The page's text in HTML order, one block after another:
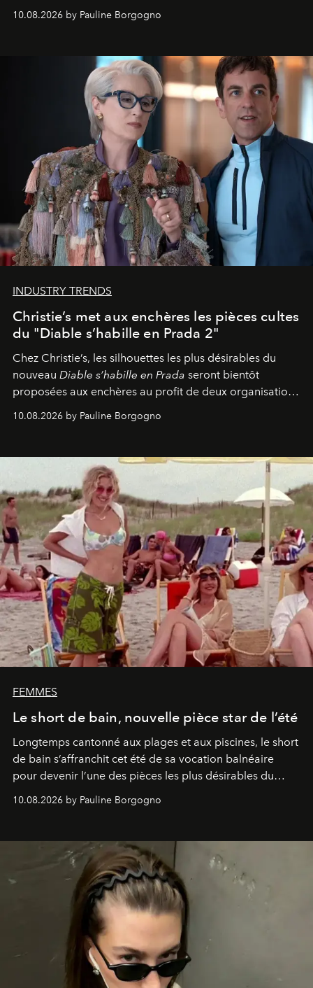
10.08.2026 by Pauline Borgogno
INDUSTRY TRENDS
Christie’s met aux enchères les pièces cultes
du "Diable s’habille en Prada 2"
Chez Christie’s, les silhouettes les plus désirables du
nouveau Diable s’habille en Prada seront bientôt
proposées aux enchères au profit de deux organisations
engagées pour la presse et la mode.
10.08.2026 by Pauline Borgogno
FEMMES
Le short de bain, nouvelle pièce star de l’été
Longtemps cantonné aux plages et aux piscines, le short
de bain s’affranchit cet été de sa vocation balnéaire
pour devenir l’une des pièces les plus désirables du
10.08.2026 by Pauline Borgogno